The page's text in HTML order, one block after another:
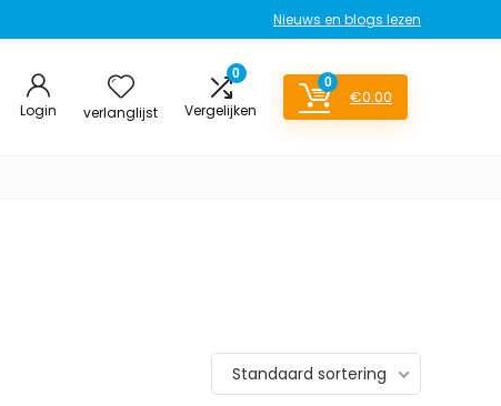
Nieuws en blogs lezen
Login verlanglijst
0
Vergelijken
0
€0.00
Standaard sortering